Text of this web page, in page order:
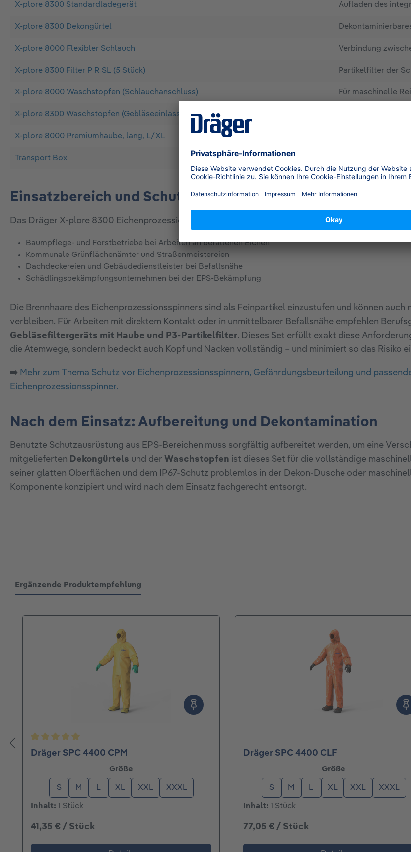
X-plore 8300 Standardladegerät Aufladen des
X-plore 8300 Dekongürtel
X-plore 8000 Flexibler Schlauch Verbindung
X-plore 8300 Filter P R SL (5 Stück) Partikelfilter der
X-plore 8000 Waschstopfen (Schlauchanschluss) Für maschinelle
X-plore 8300 Waschstopfen (Gebläseeinlass)
X-plore 8000 Premiumhaube, lang, L/XL Schützt Kopf,
Transport Box Sichere
Einsatzbereich und Schutzanforderungen
Das Dräger X-plore 8300 Eichenprozessionsspinner-Set ist konzipiert für:
Baumpflege- und Forstbetriebe bei Arbeiten an befallenen Eichen
Kommunale Grünflächenämter und Straßenmeistereien
Dachdeckereien und Gebäudedienstleister bei Befallsnähe
Schädlingsbekämpfungsunternehmen bei der EPS-Bekämpfung
Die Brennhaare des Eichenprozessionsspinners sind als Feinpartikel einzustufen und können
verbleiben. Für Arbeiten mit direktem Kontakt oder in unmittelbarer Befallsnähe empfehlen
Gebläsefiltergeräts mit Haube und P3-Partikelfilter. Dieses Set erfüllt exakt diese
die Atemwege, sondern bedeckt auch Kopf und Nacken vollständig – und minimiert so das Risiko
➡️ Mehr zum Thema Schutz vor Eichenprozessionsspinnern, Gefährdungsbeurteilung und
Eichenprozessionsspinner.
Nach dem Einsatz: Aufbereitung und Dekontamination
Benutzte Schutzausrüstung aus EPS-Bereichen muss sorgfältig aufbereitet werden, um eine
mitgelieferten Dekongürtels und der Waschstopfen ist dieses Set für die vollständige
seiner glatten Oberflächen und dem IP67-Schutz problemlos in der Dekon-Dusche oder
Komponente konzipiert und wird nach dem Einsatz fachgerecht entsorgt.
Ergänzende Produktempfehlung
Durchschnittliche Bewertung von 5 von 5 Sternen
Dräger SPC 4400 CPM
Größe
S M L XL XXL XXXL
Inhalt: 1 Stück
41,35 € / Stück
Dräger SPC 4400 CLF
Größe
S M L XL XXL XXXL
Inhalt: 1 Stück
77,05 € / Stück